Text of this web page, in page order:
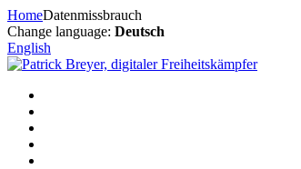
Zum
Inhalt
springen
HomeDatenmissbrauch
Change language: Deutsch
English